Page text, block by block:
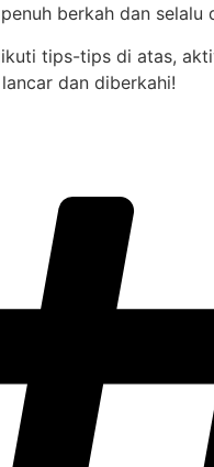
berkah dan selalu
tips-tips di atas,
dan diberkahi!